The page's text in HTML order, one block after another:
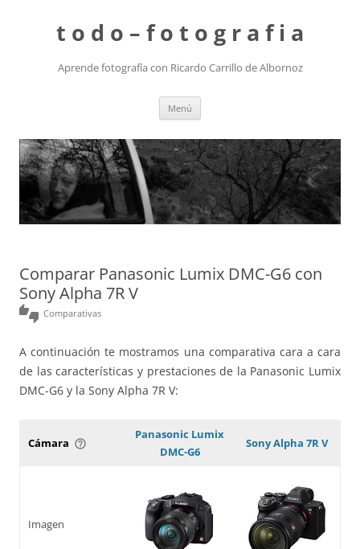
t o d o – f o t o g r a f i a
Aprende fotografía con Ricardo Carrillo de Albornoz
Menú
Comparar Panasonic Lumix DMC-G6 con
Sony Alpha 7R V
thumbs_up_down Comparativas
A continuación te mostramos una comparativa cara a cara
de las características y prestaciones de la Panasonic Lumix
DMC-G6 y la Sony Alpha 7R V:
Cámara help_outline
Panasonic Lumix
DMC-G6
Sony Alpha 7R V
Imagen